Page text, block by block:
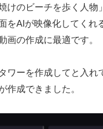
けのビーチを歩く人物
をAIが映像化してくれ
画の作成に最適です。
ワーを作成してと入れ
作成できました。